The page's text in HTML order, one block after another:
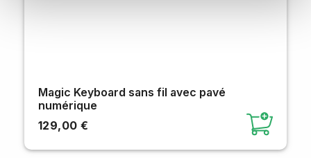
Magic Keyboard sans fil avec pavé
numérique
129,00 €